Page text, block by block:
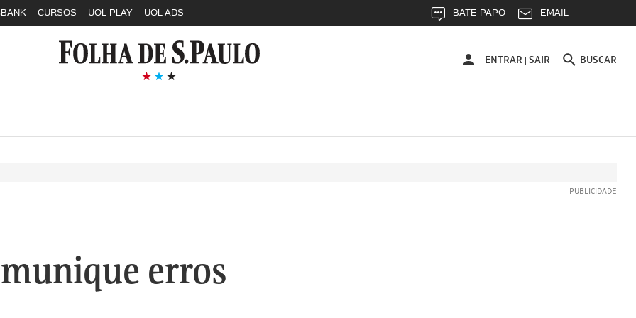
CURSOS UOL PLAY UOL ADS BATE-PAPO EMAIL
ENTRAR
ENTRAR | SAIR BUSCAR
erros